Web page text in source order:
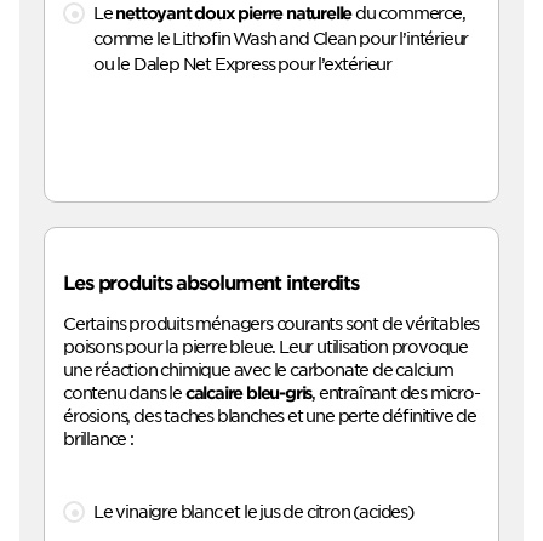
Lenettoyant doux pierre naturelledu commerce,
comme le Lithofin Wash and Clean pour l’intérieur
ou le Dalep Net Express pour l’extérieur
Les produits absolument interdits
Certains produits ménagers courants sont de véritables
poisons pour la pierre bleue. Leur utilisation provoque
une réaction chimique avec le carbonate de calcium
contenu dans lecalcaire bleu-gris, entraînant des micro-
érosions, des taches blanches et une perte définitive de
brillance :
Le vinaigre blanc et le jus de citron (acides)